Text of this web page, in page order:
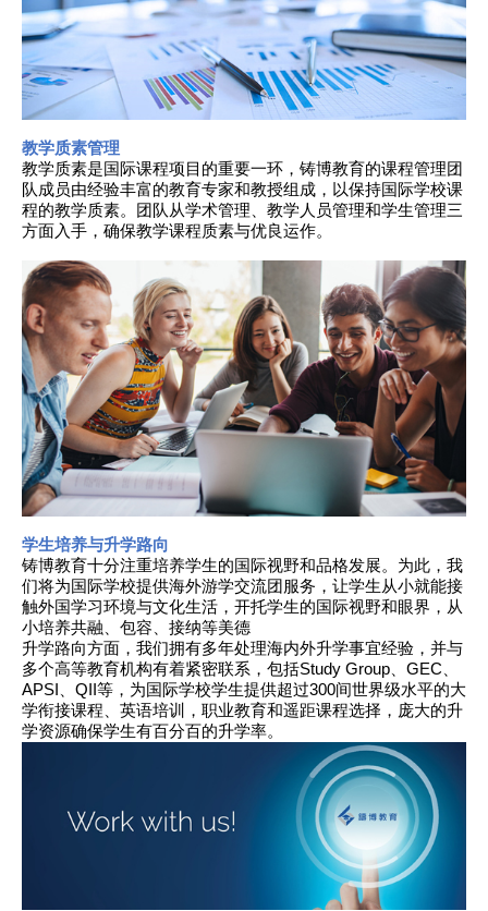
教学质素管理
教学质素是国际课程项目的重要一环，铸博教育的课程管理团
队成员由经验丰富的教育专家和教授组成，以保持国际学校课
程的教学质素。团队从学术管理、教学人员管理和学生管理三
方面入手，确保教学课程质素与优良运作。
学生培养与升学路向
铸博教育十分注重培养学生的国际视野和品格发展。为此，我
们将为国际学校提供海外游学交流团服务，让学生从小就能接
触外国学习环境与文化生活，开托学生的国际视野和眼界，从
小培养共融、包容、接纳等美德
升学路向方面，我们拥有多年处理海内外升学事宜经验，并与
多个高等教育机构有着紧密联系，包括Study Group、GEC、
APSI、QII等，为国际学校学生提供超过300间世界级水平的大
学衔接课程、英语培训，职业教育和遥距课程选择，庞大的升
学资源确保学生有百分百的升学率。